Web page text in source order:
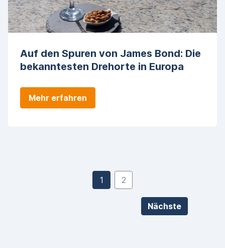
Auf den Spuren von James Bond: Die
bekanntesten Drehorte in Europa
Mehr erfahren
1 2
Nächste